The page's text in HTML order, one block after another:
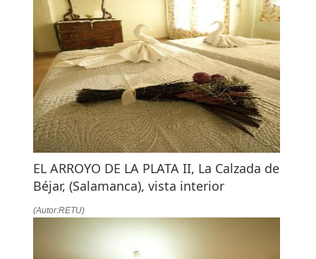
EL ARROYO DE LA PLATA II, La Calzada de
Béjar, (Salamanca), vista interior
(Autor:RETU)